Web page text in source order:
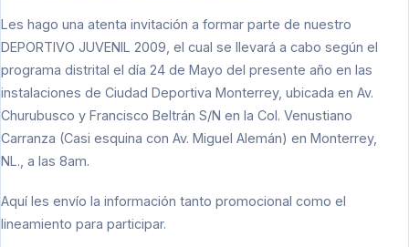
Les hago una atenta invitación a formar parte de nuestro
DEPORTIVO JUVENIL 2009, el cual se llevará a cabo según el
programa distrital el día 24 de Mayo del presente año en las
instalaciones de Ciudad Deportiva Monterrey, ubicada en Av.
Churubusco y Francisco Beltrán S/N en la Col. Venustiano
Carranza (Casi esquina con Av. Miguel Alemán) en Monterrey,
NL., a las 8am.
Aquí les envío la información tanto promocional como el
lineamiento para participar.